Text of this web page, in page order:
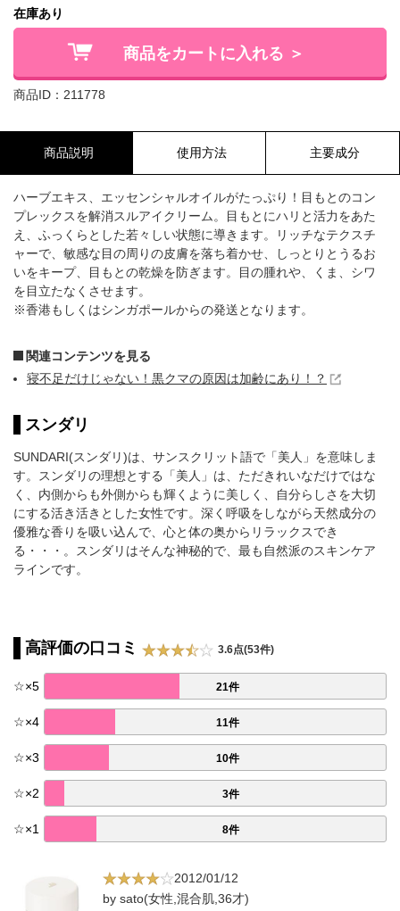
在庫あり
商品をカートに入れる ＞
商品ID：211778
商品説明 使用方法 主要成分
ハーブエキス、エッセンシャルオイルがたっぷり！目もとのコン
プレックスを解消スルアイクリーム。目もとにハリと活力をあた
え、ふっくらとした若々しい状態に導きます。リッチなテクスチ
ャーで、敏感な目の周りの皮膚を落ち着かせ、しっとりとうるお
いをキープ、目もとの乾燥を防ぎます。目の腫れや、くま、シワ
を目立たなくさせます。
※香港もしくはシンガポールからの発送となります。
関連コンテンツを見る
寝不足だけじゃない！黒クマの原因は加齢にあり！？
スンダリ
SUNDARI(スンダリ)は、サンスクリット語で「美人」を意味しま
す。スンダリの理想とする「美人」は、ただきれいなだけではな
く、内側からも外側からも輝くように美しく、自分らしさを大切
にする活き活きとした女性です。深く呼吸をしながら天然成分の
優雅な香りを吸い込んで、心と体の奥からリラックスでき
る・・・。スンダリはそんな神秘的で、最も自然派のスキンケア
ラインです。
高評価の口コミ 3.6点(53件)
☆×5 21件
☆×4 11件
☆×3 10件
☆×2 3件
☆×1 8件
2012/01/12
by sato(女性,混合肌,36才)